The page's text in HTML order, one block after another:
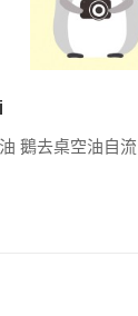
鵝去桌空油自